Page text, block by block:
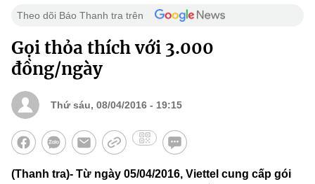
Theo dõi Báo Thanh tra trên
Gọi thỏa thích với 3.000
đồng/ngày
Thứ sáu, 08/04/2016 - 19:15
(Thanh tra)- Từ ngày 05/04/2016, Viettel cung cấp gói